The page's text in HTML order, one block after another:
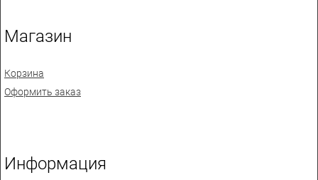
Магазин
Корзина
Оформить заказ
Информация